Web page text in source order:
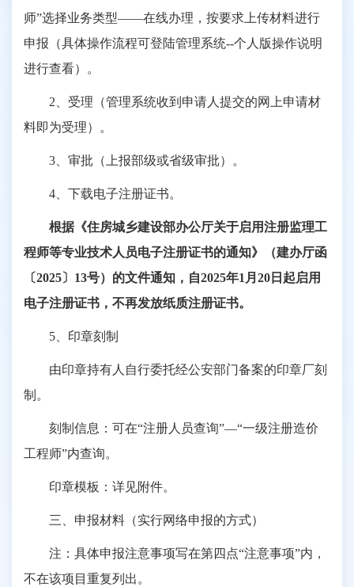
师”选择业务类型——在线办理，按要求上传材料进行
申报（具体操作流程可登陆管理系统--个人版操作说明
进行查看）。
2、受理（管理系统收到申请人提交的网上申请材
料即为受理）。
3、审批（上报部级或省级审批）。
4、下载电子注册证书。
根据《住房城乡建设部办公厅关于启用注册监理工
程师等专业技术人员电子注册证书的通知》（建办厅函
〔2025〕13号）的文件通知， 自2025年1月20日起启用
电子注册证书，不再发放纸质注册证书。
5、印章刻制
由印章持有人自行委托经公安部门备案的印章厂刻
制。
刻制信息：可在“注册人员查询”—“一级注册造价
工程师”内查询。
印章模板：详见附件。
三、申报材料（实行网络申报的方式）
注：具体申报注意事项写在第四点“注意事项”内，
不在该项目重复列出。